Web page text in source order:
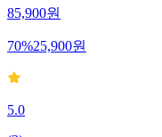
85,900원
70%25,900원
5.0